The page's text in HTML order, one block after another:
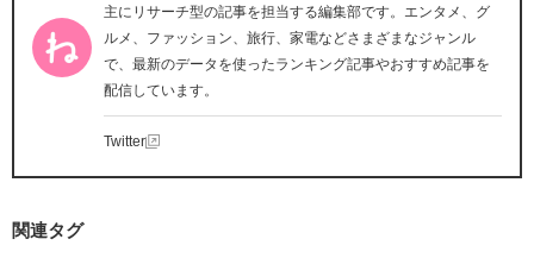
主にリサーチ型の記事を担当する編集部です。エンタメ、グ
ルメ、ファッション、旅行、家電などさまざまなジャンル
で、最新のデータを使ったランキング記事やおすすめ記事を
配信しています。
Twitter
関連タグ